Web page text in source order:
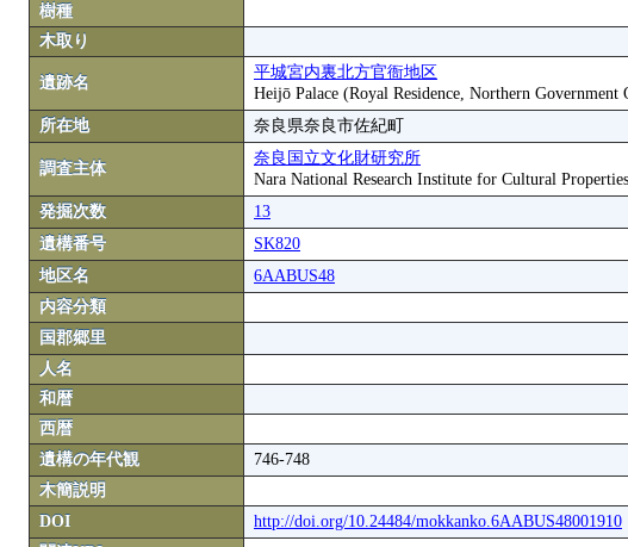
樹種
木取り
遺跡名
平城宮内裏北方官衙地区
Heijō Palace (Royal Residence, Northern Government
所在地
奈良県奈良市佐紀町
調査主体
奈良国立文化財研究所
Nara National Research Institute for Cultural Properties
発掘次数
13
遺構番号
SK820
地区名
6AABUS48
内容分類
国郡郷里
人名
和暦
西暦
遺構の年代観
746-748
木簡説明
DOI
http://doi.org/10.24484/mokkanko.6AABUS48001910